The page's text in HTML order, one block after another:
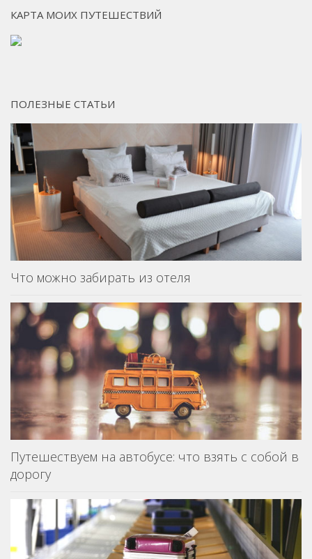
КАРТА МОИХ ПУТЕШЕСТВИЙ
ПОЛЕЗНЫЕ СТАТЬИ
Что можно забирать из отеля
Путешествуем на автобусе: что взять с собой в
дорогу